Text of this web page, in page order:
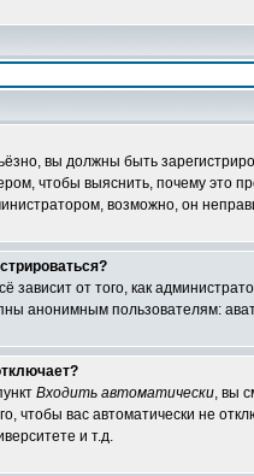
вы должны быть
чтобы выяснить, почему это
возможно, он
зависит от того, как
анонимным пользователям:
Входить автоматически, вы
чтобы вас автоматически не
и т.д.